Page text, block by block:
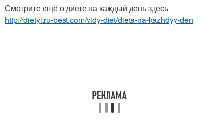
Смотрите ещё о диете на каждый день здесь
http://dietyi.ru-best.com/vidy-diet/dieta-na-kazhdyy-den